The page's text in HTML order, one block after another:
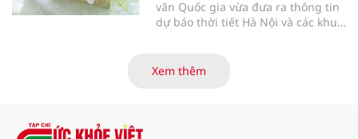
văn Quốc gia vừa đưa ra thông tin
dự báo thời tiết Hà Nội và các khu
Xem thêm